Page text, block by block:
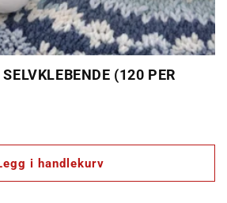
(120 PER
i handlekurv